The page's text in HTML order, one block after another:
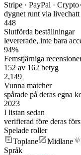
Stripe · PayPal · Crypto·
dygnet runt via livechatt
448
Slutförda beställningar
levererade, inte bara
94%
Femstjärniga
152 av 162 betyg
2,149
Vunna matcher
spårade på deras egna
2023
I listan sedan
verifierad före deras
Spelade roller
Toplane
Midlane
Språk